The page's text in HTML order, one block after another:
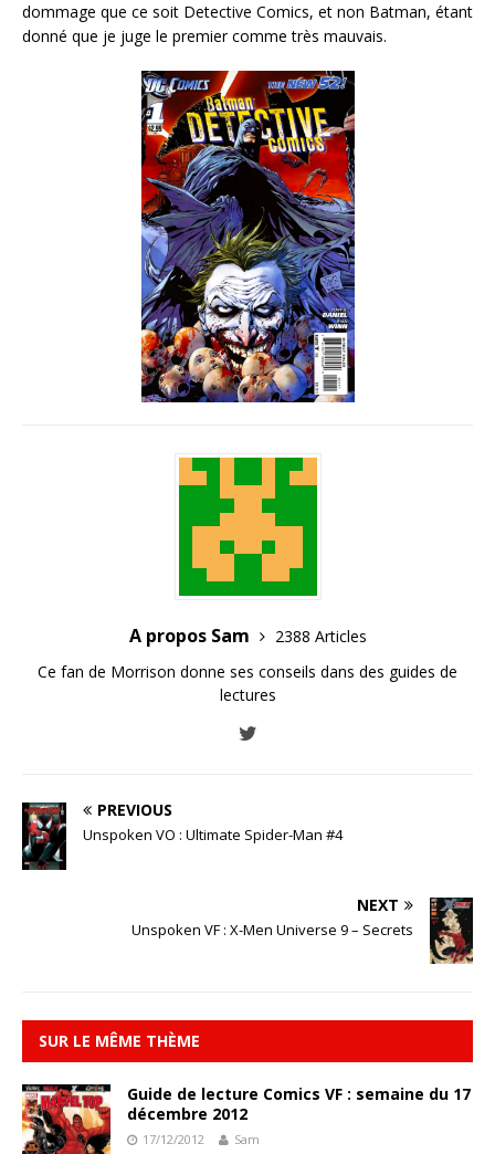
dommage que ce soit Detective Comics, et non Batman, étant
donné que je juge le premier comme très mauvais.
A propos Sam
2388 Articles
Ce fan de Morrison donne ses conseils dans des guides de
lectures
PREVIOUS
Unspoken VO : Ultimate Spider-Man #4
NEXT
Unspoken VF : X-Men Universe 9 – Secrets
SUR LE MÊME THÈME
Guide de lecture Comics VF : semaine du 17
décembre 2012
17/12/2012 Sam